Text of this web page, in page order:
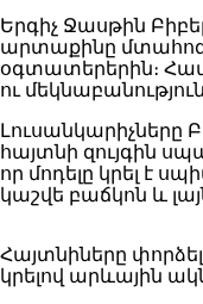
Երգիչ Ջասթին
արտաքինը
օգտատերերին։
ու
Լուսանկարիչները
հայտնի զույգին
որ մոդելը կրել է
կաշվե բաճկոն և
Հայտնիները
կրելով արևային